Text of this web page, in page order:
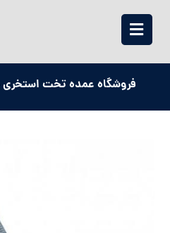
فروشگاه عمده تخت استخری